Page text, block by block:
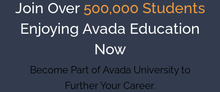
Join Over 500,000 Students
Enjoying Avada Education
Now
Become Part of Avada University to
Further Your Career.